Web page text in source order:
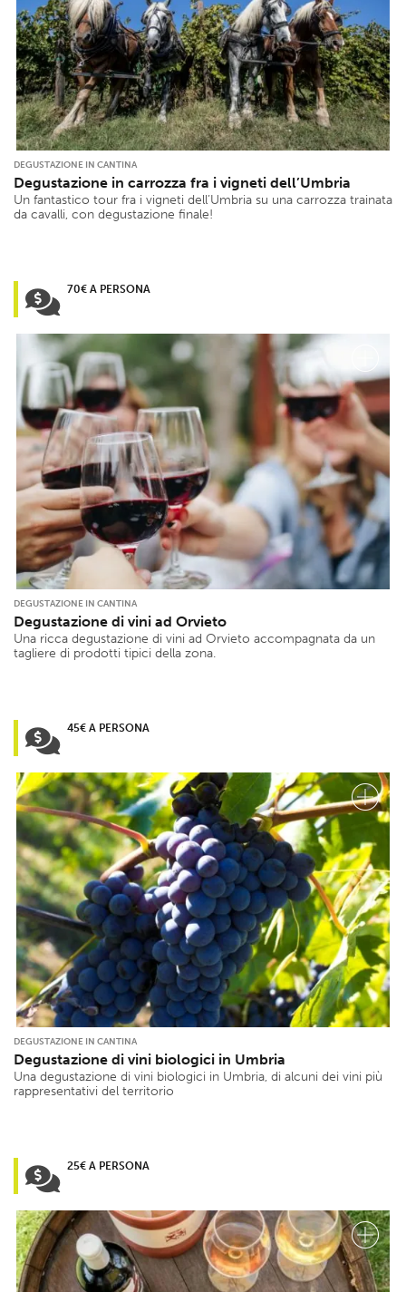
DEGUSTAZIONE IN CANTINA
Degustazione in carrozza fra i vigneti dell’Umbria
Un fantastico tour fra i vigneti dell’Umbria su una carrozza trainata
da cavalli, con degustazione finale!
70€ A PERSONA
DEGUSTAZIONE IN CANTINA
Degustazione di vini ad Orvieto
Una ricca degustazione di vini ad Orvieto accompagnata da un
tagliere di prodotti tipici della zona.
45€ A PERSONA
DEGUSTAZIONE IN CANTINA
Degustazione di vini biologici in Umbria
Una degustazione di vini biologici in Umbria, di alcuni dei vini più
rappresentativi del territorio
25€ A PERSONA